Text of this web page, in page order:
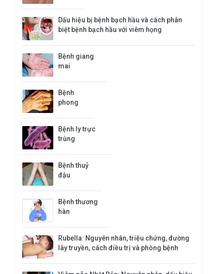
Dấu hiệu bị bệnh bạch hầu và cách phân
biệt bệnh bạch hầu với viêm họng
Bệnh giang
mai
Bệnh
phong
Bệnh ly trực
trùng
Bệnh thuỷ
đậu
Bệnh thương
hàn
Rubella: Nguyên nhân, triệu chứng, đường
lây truyền, cách điều trị và phòng bệnh